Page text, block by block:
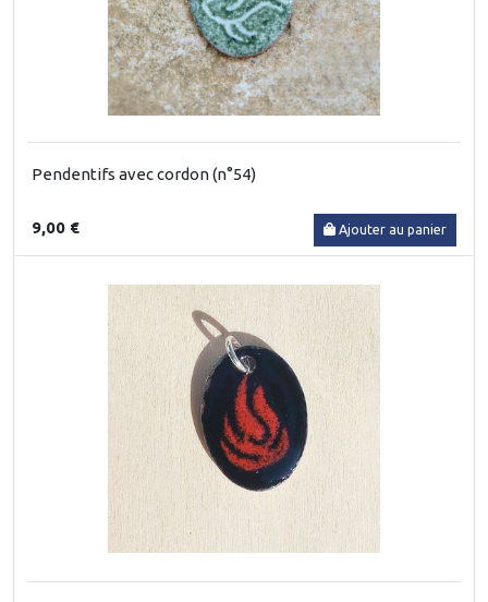
Pendentifs avec cordon (n°54)
9,00 € Ajouter au panier